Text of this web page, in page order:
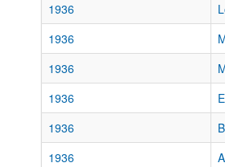
1936
1936
1936
1936
1936
1936